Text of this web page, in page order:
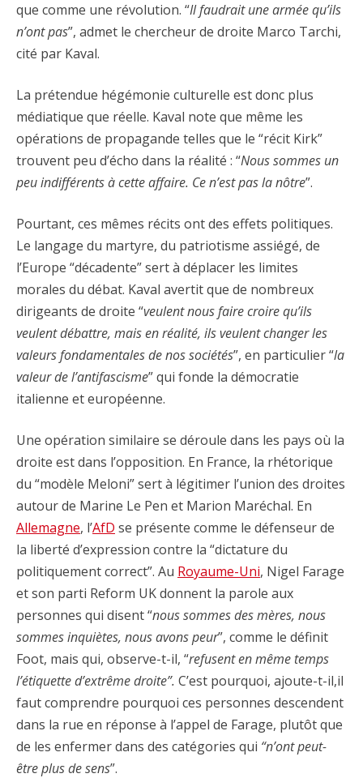
que comme une révolution. “Il faudrait une armée qu’ils
n’ont pas”, admet le chercheur de droite Marco Tarchi,
cité par Kaval.
La prétendue hégémonie culturelle est donc plus
médiatique que réelle. Kaval note que même les
opérations de propagande telles que le “récit Kirk”
trouvent peu d’écho dans la réalité : “Nous sommes un
peu indifférents à cette affaire. Ce n’est pas la nôtre”.
Pourtant, ces mêmes récits ont des effets politiques.
Le langage du martyre, du patriotisme assiégé, de
l’Europe “décadente” sert à déplacer les limites
morales du débat. Kaval avertit que de nombreux
dirigeants de droite “veulent nous faire croire qu’ils
veulent débattre, mais en réalité, ils veulent changer les
valeurs fondamentales de nos sociétés”, en particulier “la
valeur de l’antifascisme” qui fonde la démocratie
italienne et européenne.
Une opération similaire se déroule dans les pays où la
droite est dans l’opposition. En France, la rhétorique
du “modèle Meloni” sert à légitimer l’union des droites
autour de Marine Le Pen et Marion Maréchal. En
Allemagne, l’AfD se présente comme le défenseur de
la liberté d’expression contre la “dictature du
politiquement correct”. Au Royaume-Uni, Nigel Farage
et son parti Reform UK donnent la parole aux
personnes qui disent “nous sommes des mères, nous
sommes inquiètes, nous avons peur”, comme le définit
Foot, mais qui, observe-t-il, “refusent en même temps
l’étiquette d’extrême droite”. C’est pourquoi, ajoute-t-il,il
faut comprendre pourquoi ces personnes descendent
dans la rue en réponse à l’appel de Farage, plutôt que
de les enfermer dans des catégories qui “n’ont peut-
être plus de sens”.